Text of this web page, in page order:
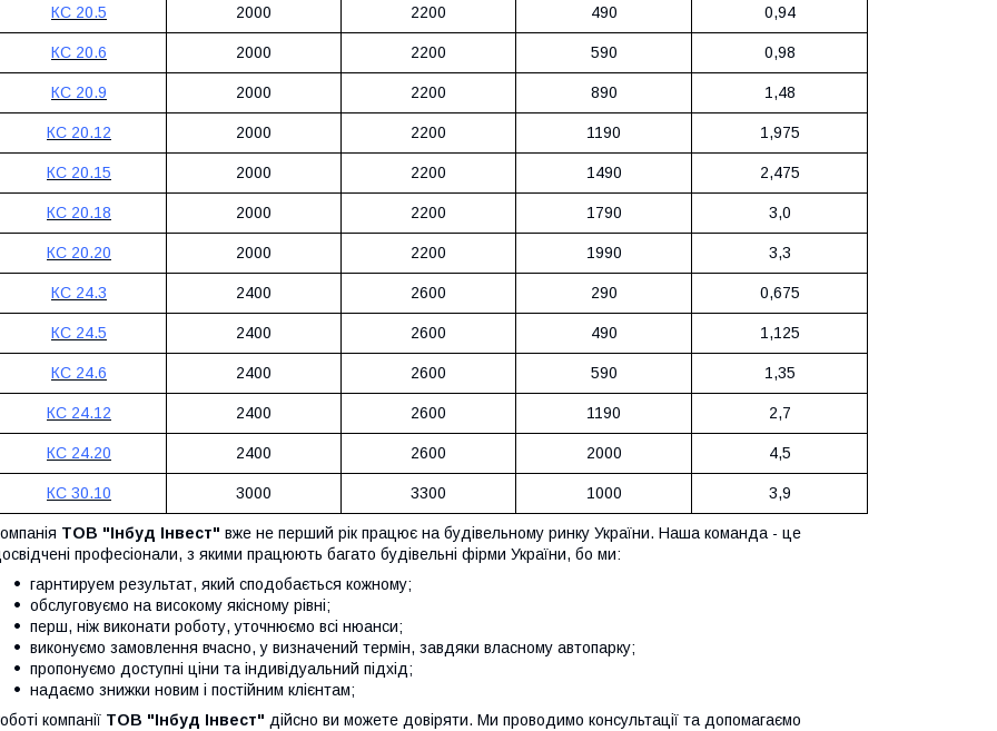
КС 20.5 2000 2200 490 0,94
КС 20.6 2000 2200 590 0,98
КС 20.9 2000 2200 890 1,48
КС 20.12 2000 2200 1190 1,975
КС 20.15 2000 2200 1490 2,475
КС 20.18 2000 2200 1790 3,0
КС 20.20 2000 2200 1990 3,3
КС 24.3 2400 2600 290 0,675
КС 24.5 2400 2600 490 1,125
КС 24.6 2400 2600 590 1,35
КС 24.12 2400 2600 1190 2,7
КС 24.20 2400 2600 2000 4,5
КС 30.10 3000 3300 1000 3,9
ТОВ "Інбуд Інвест" вже не перший рік працює на будівельному ринку України. Наша команда - це
професіонали, з якими працюють багато будівельні фірми України, бо ми:
гарнтируем результат, який сподобається кожному;
обслуговуємо на високому якісному рівні;
перш, ніж виконати роботу, уточнюємо всі нюанси;
виконуємо замовлення вчасно, у визначений термін, завдяки власному автопарку;
пропонуємо доступні ціни та індивідуальний підхід;
надаємо знижки новим і постійним клієнтам;
компанії ТОВ "Інбуд Інвест" дійсно ви можете довіряти. Ми проводимо консультації та допомагаємо